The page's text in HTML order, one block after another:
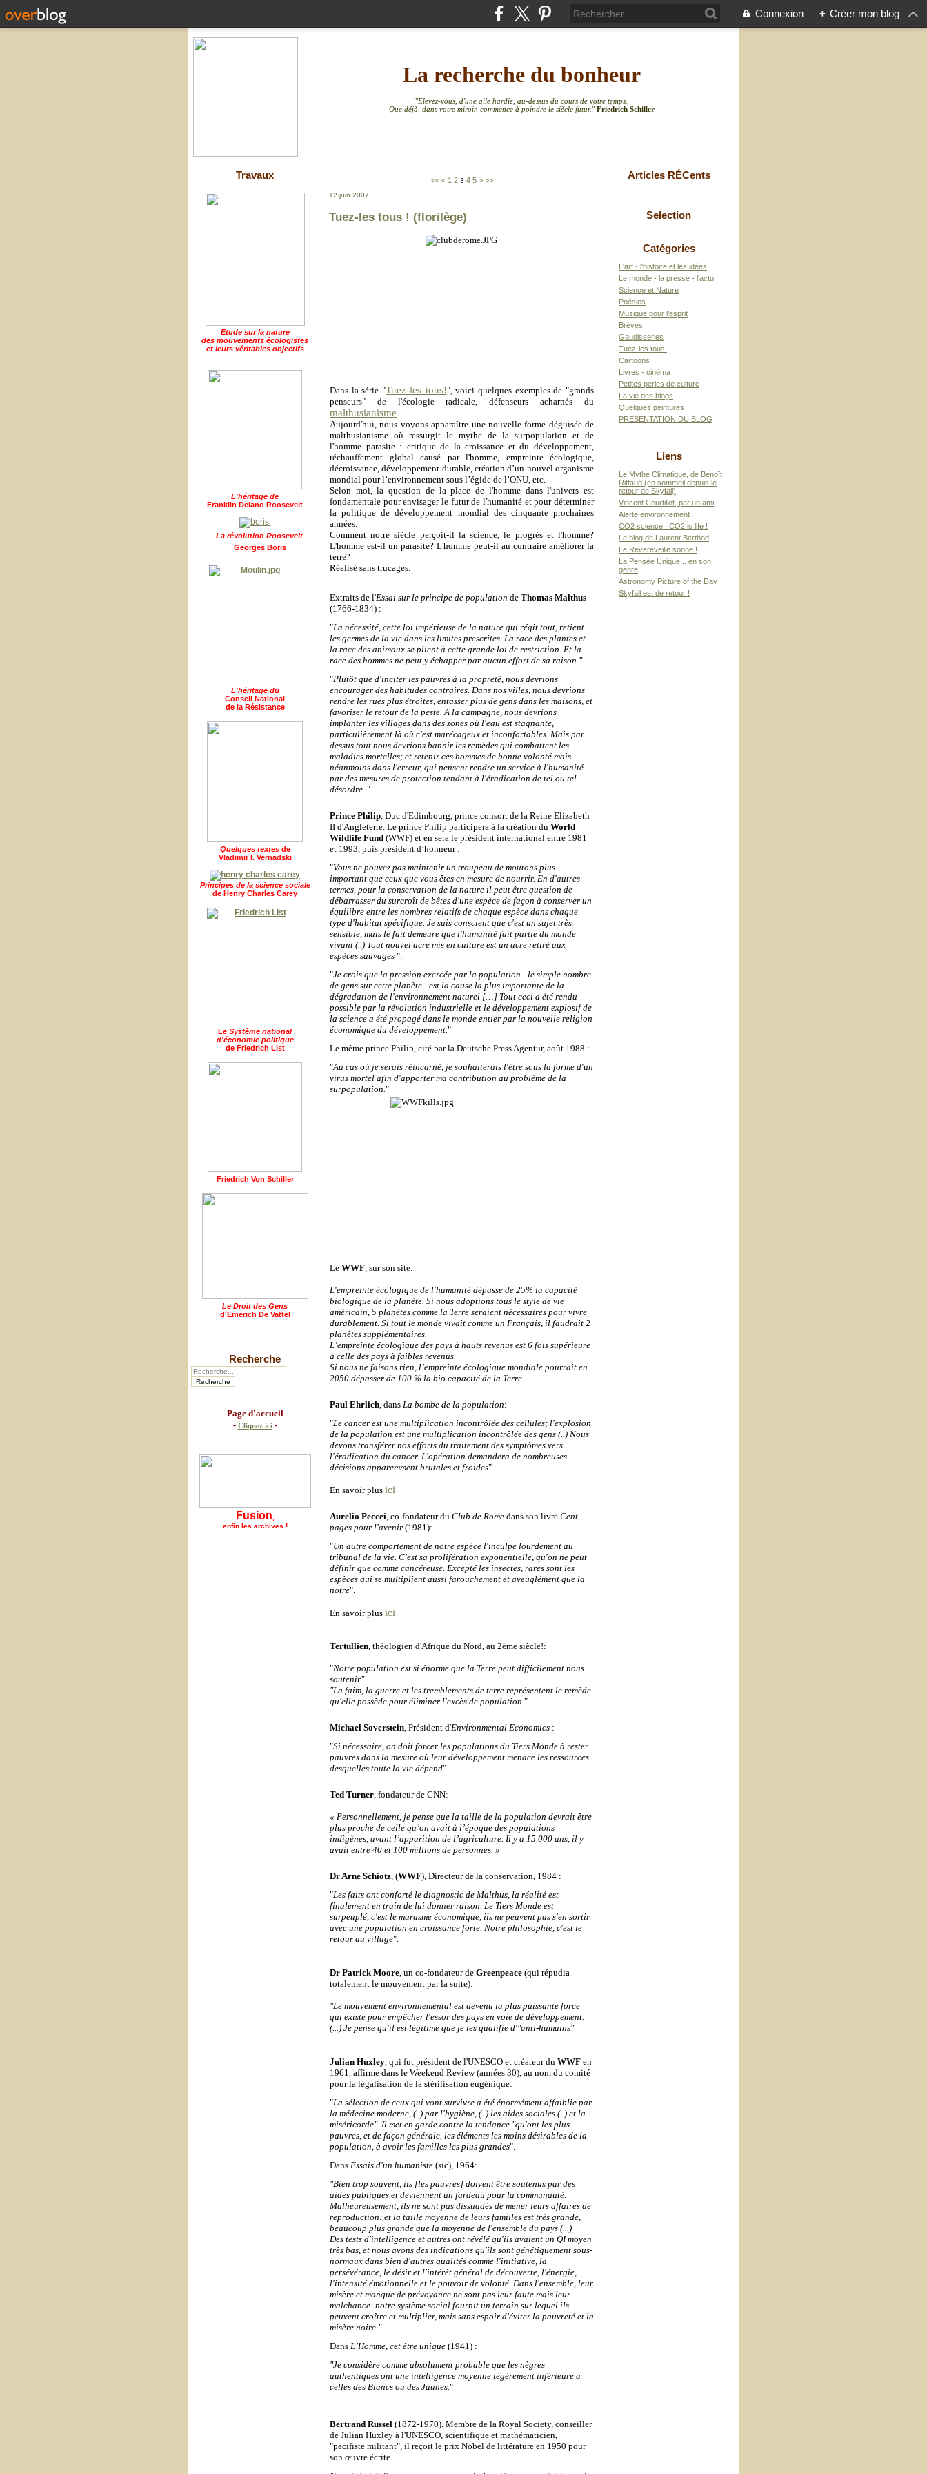
Connexion + Créer mon blog
La recherche du bonheur
"Elevez-vous, d'une aile hardie, au-dessus du cours de votre temps.
Que déjà, dans votre miroir, commence à poindre le siècle futur." Friedrich Schiller
Travaux
Etude sur la nature
des mouvements écologistes
et leurs véritables objectifs
L'héritage de
Franklin Delano Roosevelt
La révolution Roosevelt
Georges Boris
L'héritage du
Conseil National
de la Résistance
Quelques textes de
Vladimir I. Vernadski
Principes de la science sociale
de Henry Charles Carey
Le Système national
d'économie politique
de Friedrich List
Friedrich Von Schiller
Le Droit des Gens
d'Emerich De Vattel
Recherche
Page d'accueil
- Cliquez ici-
Fusion
enfin les archives !
<< < 1 2 3 4 5 > >>
12 juin 2007
Tuez-les tous ! (florilège)
Dans la série "Tuez-les tous!", voici quelques exemples de "grands
penseurs" de l'écologie radicale, défenseurs acharnés du
malthusianisme
Aujourd'hui, nous voyons apparaître une nouvelle forme déguisée de
malthusianisme où ressurgit le mythe de la surpopulation et de
l'homme parasite : critique de la croissance et du développement,
réchauffement global causé par l'homme, empreinte écologique,
décroissance, développement durable, création d’un nouvel organisme
mondial pour l’environnement sous l’égide de l’ONU, etc.
Selon moi, la question de la place de l'homme dans l'univers est
fondamentale pour envisager le futur de l'humanité et pour déterminer
la politique de développement mondial des cinquante prochaines
années.
Comment notre siècle perçoit-il la science, le progrès et l'homme?
L'homme est-il un parasite? L'homme peut-il au contraire améliorer la
terre?
Réalisé sans trucages.
Extraits de l'Essai sur le principe de population de Thomas Malthus
(1766-1834) :
"La nécessité, cette loi impérieuse de la nature qui régit tout, retient
les germes de la vie dans les limites prescrites. La race des plantes et
la race des animaux se plient à cette grande loi de restriction. Et la
race des hommes ne peut y échapper par aucun effort de sa raison."
"Plutôt que d'inciter les pauvres à la propreté, nous devrions
encourager des habitudes contraires. Dans nos villes, nous devrions
rendre les rues plus étroites, entasser plus de gens dans les maisons, et
favoriser le retour de la peste. A la campagne, nous devrions
implanter les villages dans des zones où l'eau est stagnante,
particulièrement là où c'est marécageux et inconfortables. Mais par
dessus tout nous devrions bannir les remèdes qui combattent les
maladies mortelles; et retenir ces hommes de bonne volonté mais
néanmoins dans l'erreur, qui pensent rendre un service à l'humanité
par des mesures de protection tendant à l'éradication de tel ou tel
désordre. "
Prince Philip , Duc d'Edimbourg, prince consort de la Reine Elizabeth
II d'Angleterre. Le prince Philip participera à la création du World
Wildlife Fund (WWF) et en sera le président international entre 1981
et 1993, puis président d’honneur :
"Vous ne pouvez pas maintenir un troupeau de moutons plus
important que ceux que vous êtes en mesure de nourrir. En d'autres
termes, pour la conservation de la nature il peut être question de
débarrasser du surcroît de bêtes d'une espèce de façon à conserver un
équilibre entre les nombres relatifs de chaque espèce dans chaque
type d'habitat spécifique. Je suis conscient que c'est un sujet très
sensible, mais le fait demeure que l'humanité fait partie du monde
vivant (..) Tout nouvel acre mis en culture est un acre retiré aux
espèces sauvages ".
"Je crois que la pression exercée par la population - le simple nombre
de gens sur cette planète - est la cause la plus importante de la
dégradation de l'environnement naturel […] Tout ceci a été rendu
possible par la révolution industrielle et le développement explosif de
la science a été propagé dans le monde entier par la nouvelle religion
économique du développement. "
Le même prince Philip, cité par la Deutsche Press Agentur, août 1988 :
"Au cas où je serais réincarné, je souhaiterais l'être sous la forme d'un
virus mortel afin d'apporter ma contribution au problème de la
surpopulation. "
Le WWF , sur son site:
L'empreinte écologique de l'humanité dépasse de 25% la capacité
biologique de la planète. Si nous adoptions tous le style de vie
américain, 5 planètes comme la Terre seraient nécessaires pour vivre
durablement. Si tout le monde vivait comme un Français, il faudrait 2
planètes supplémentaires.
L’empreinte écologique des pays à hauts revenus est 6 fois supérieure
à celle des pays à faibles revenus.
Si nous ne faisons rien, l’empreinte écologique mondiale pourrait en
2050 dépasser de 100 % la bio capacité de la Terre.
Paul Ehrlich , dans La bombe de la population:
"Le cancer est une multiplication incontrôlée des cellules; l'explosion
de la population est une multiplication incontrôlée des gens (..) Nous
devons transférer nos efforts du traitement des symptômes vers
l'éradication du cancer. L'opération demandera de nombreuses
décisions apparemment brutales et froides".
En savoir plus ici
Aurelio Peccei , co-fondateur du Club de Rome dans son livre Cent
pages pour l'avenir (1981):
"Un autre comportement de notre espèce l'inculpe lourdement au
tribunal de la vie. C'est sa prolifération exponentielle, qu'on ne peut
définir que comme cancéreuse. Excepté les insectes, rares sont les
espèces qui se multiplient aussi farouchement et aveuglément que la
notre".
En savoir plus ici
Tertullien , théologien d'Afrique du Nord, au 2ème siècle!:
"Notre population est si énorme que la Terre peut difficilement nous
soutenir".
"La faim, la guerre et les tremblements de terre représentent le remède
qu'elle possède pour éliminer l'excès de population. "
Michael Soverstein , Président d'Environmental Economics :
"Si nécessaire, on doit forcer les populations du Tiers Monde à rester
pauvres dans la mesure où leur développement menace les ressources
desquelles toute la vie dépend".
Ted Turner , fondateur de CNN:
« Personnellement, je pense que la taille de la population devrait être
plus proche de celle qu’on avait à l’époque des populations
indigènes, avant l’apparition de l’agriculture. Il y a 15.000 ans, il y
avait entre 40 et 100 millions de personnes. »
Dr Arne Schiotz , (WWF), Directeur de la conservation, 1984 :
"Les faits ont conforté le diagnostic de Malthus, la réalité est
finalement en train de lui donner raison. Le Tiers Monde est
surpeuplé, c'est le marasme économique, ils ne peuvent pas s'en sortir
avec une population en croissance forte. Notre philosophie, c'est le
retour au village".
Dr Patrick Moore , un co-fondateur de Greenpeace (qui répudia
totalement le mouvement par la suite):
"Le mouvement environnemental est devenu la plus puissante force
qui existe pour empêcher l'essor des pays en voie de développement.
(...) Je pense qu'il est légitime que je les qualifie d'"anti-humains"
Julian Huxley , qui fut président de l'UNESCO et créateur du WWF en
1961, affirme dans le Weekend Review (années 30), au nom du comité
pour la légalisation de la stérilisation eugénique:
"La sélection de ceux qui vont survivre a été énormément affaiblie par
la médecine moderne, (..) par l'hygiène, (..) les aides sociales (..) et la
miséricorde". Il met en garde contre la tendance "qu'ont les plus
pauvres, et de façon générale, les éléments les moins désirables de la
population, à avoir les familles les plus grandes".
Dans Essais d'un humaniste (sic) , 1964:
"Bien trop souvent, ils [les pauvres] doivent être soutenus par des
aides publiques et deviennent un fardeau pour la communauté.
Malheureusement, ils ne sont pas dissuadés de mener leurs affaires de
reproduction: et la taille moyenne de leurs familles est très grande,
beaucoup plus grande que la moyenne de l'ensemble du pays (...)
Des tests d'intelligence et autres ont révélé qu'ils avaient un QI moyen
très bas, et nous avons des indications qu'ils sont génétiquement sous-
normaux dans bien d'autres qualités comme l'initiative, la
persévérance, le désir et l'intérêt général de découverte, l'énergie,
l'intensité émotionnelle et le pouvoir de volonté. Dans l'ensemble, leur
misère et manque de prévoyance ne sont pas leur faute mais leur
malchance: notre système social fournit un terrain sur lequel ils
peuvent croître et multiplier, mais sans espoir d'éviter la pauvreté et la
misère noire."
Dans L’Homme, cet être unique (1941) :
"Je considère comme absolument probable que les nègres
authentiques ont une intelligence moyenne légèrement inférieure à
celles des Blancs ou des Jaunes. "
Bertrand Russel (1872-1970). Membre de la Royal Society, conseiller
de Julian Huxley à l'UNESCO, scientifique et mathématicien,
"pacifiste militant", il reçoit le prix Nobel de littérature en 1950 pour
son œuvre écrite.
Articles RÉCents
Selection
Catégories
L'art - l'histoire et les idées
Le monde - la presse - l'actu
Science et Nature
Poésies
Musique pour l'esprit
Brèves
Gaudisseries
Tuez-les tous!
Cartoons
Livres - cinéma
Petites perles de culture
La vie des blogs
Quelques peintures
PRESENTATION DU BLOG
Liens
Le Mythe Climatique, de Benoît
Rittaud (en sommeil depuis le
retour de Skyfall)
Vincent Courtillot, par un ami
Alerte environnement
CO2 science : CO2 is life !
Le blog de Laurent Berthod
Le Revereveille sonne !
La Pensée Unique... en son
genre
Astronomy Picture of the Day
Skyfall est de retour !